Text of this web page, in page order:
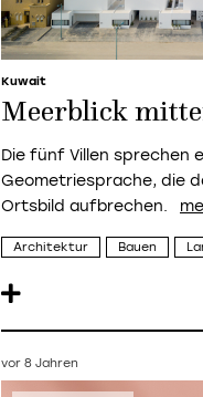
Kuwait
Meerblick
Die fünf Villen sprechen
Geometriesprache, die
Ortsbild aufbrechen.
Architektur Bauen
vor 8 Jahren